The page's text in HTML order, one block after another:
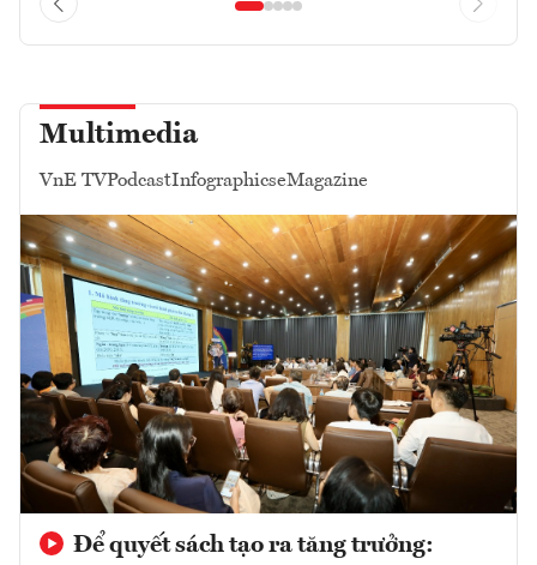
Multimedia
VnE TVPodcastInfographicseMagazine
Để quyết sách tạo ra tăng trưởng: